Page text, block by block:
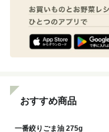
おすすめ商品
一番絞りごま油 275g